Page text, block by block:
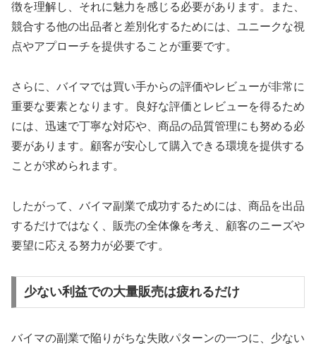
徴を理解し、それに魅力を感じる必要があります。また、
競合する他の出品者と差別化するためには、ユニークな視
点やアプローチを提供することが重要です。
さらに、バイマでは買い手からの評価やレビューが非常に
重要な要素となります。良好な評価とレビューを得るため
には、迅速で丁寧な対応や、商品の品質管理にも努める必
要があります。顧客が安心して購入できる環境を提供する
ことが求められます。
したがって、バイマ副業で成功するためには、商品を出品
するだけではなく、販売の全体像を考え、顧客のニーズや
要望に応える努力が必要です。
少ない利益での大量販売は疲れるだけ
バイマの副業で陥りがちな失敗パターンの一つに、少ない